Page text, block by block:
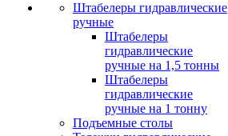
Штабелеры гидравлические
ручные
Штабелеры
гидравлические
ручные на 1,5 тонны
Штабелеры
гидравлические
ручные на 1 тонну
Подъемные столы